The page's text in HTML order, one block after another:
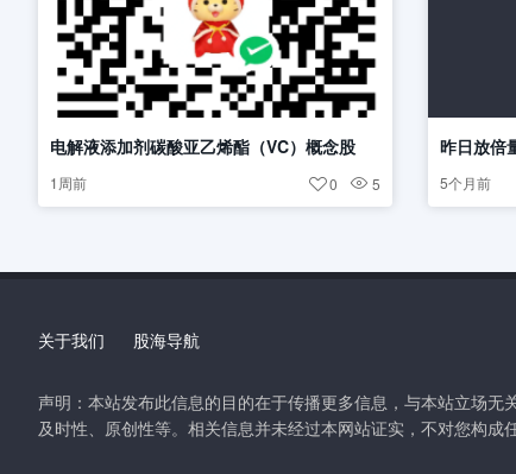
电解液添加剂碳酸亚乙烯酯（VC）概念股
1周前 5
0
昨日放倍
5个月前
关于我们 股海导航
声明：本站发布此信息的目的在于传播更多信息，与本站立场无
及时性、原创性等。相关信息并未经过本网站证实，不对您构成